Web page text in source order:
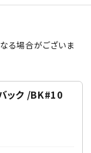
る場合がございま
ック /BK#10